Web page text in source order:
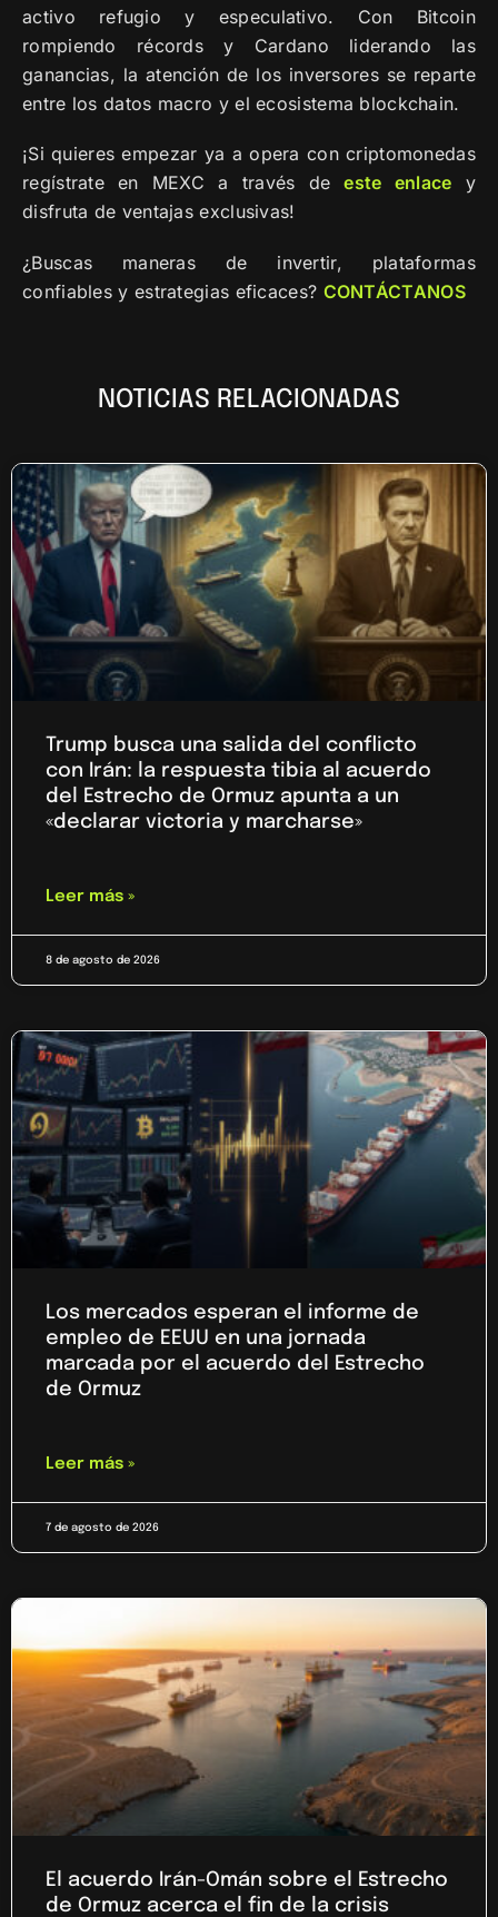
activo refugio y especulativo. Con Bitcoin
rompiendo récords y Cardano liderando las
ganancias, la atención de los inversores se reparte
entre los datos macro y el ecosistema blockchain.
¡Si quieres empezar ya a opera con criptomonedas
regístrate en MEXC a través deeste enlace y
disfruta de ventajas exclusivas!
¿Buscas maneras de invertir, plataformas
confiables y estrategias eficaces? CONTÁCTANOS
NOTICIAS RELACIONADAS
Trump busca una salida del conflicto
con Irán: la respuesta tibia al acuerdo
del Estrecho de Ormuz apunta a un
«declarar victoria y marcharse»
Leer más »
8 de agosto de 2026
Los mercados esperan el informe de
empleo de EEUU en una jornada
marcada por el acuerdo del Estrecho
de Ormuz
Leer más »
7 de agosto de 2026
El acuerdo Irán-Omán sobre el Estrecho
de Ormuz acerca el fin de la crisis